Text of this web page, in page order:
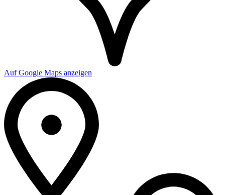
Auf Google Maps anzeigen